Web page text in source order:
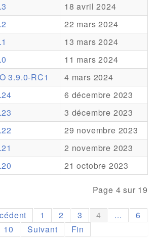
18 avril 2024
22 mars 2024
13 mars 2024
11 mars 2024
3.9.0-RC1
4 mars 2024
6 décembre 2023
3 décembre 2023
29 novembre 2023
2 novembre 2023
21 octobre 2023
Page 4 sur 19
1 2 3 4 ...
6
10 Suivant Fin